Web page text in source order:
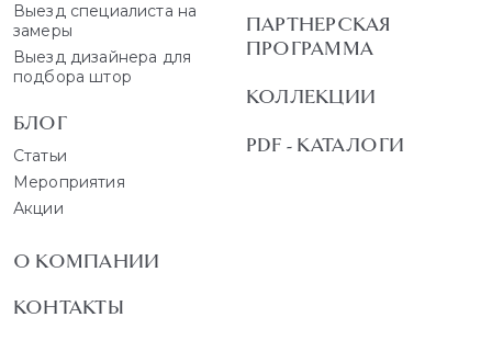
Выезд специалиста на
замеры
Выезд дизайнера для
подбора штор
БЛОГ
Статьи
Мероприятия
Акции
ПАРТНЕРСКАЯ
ПРОГРАММА
КОЛЛЕКЦИИ
PDF - КАТАЛОГИ
О КОМПАНИИ
КОНТАКТЫ